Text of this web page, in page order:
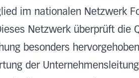
im nationalen Netzwerk
Netzwerk überprüft
besonders
der